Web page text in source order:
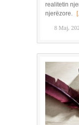
realitetin
njerëzore.
8 Maj,